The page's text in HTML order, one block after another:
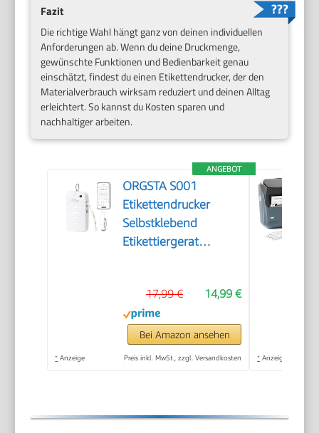
Fazit
Die richtige Wahl hängt ganz von deinen individuellen
Anforderungen ab. Wenn du deine Druckmenge,
gewünschte Funktionen und Bedienbarkeit genau
einschätzt, findest du einen Etikettendrucker, der den
Materialverbrauch wirksam reduziert und deinen Alltag
erleichtert. So kannst du Kosten sparen und
nachhaltiger arbeiten.
ANGEBOT
ORGSTA S001
Etikettendrucker
Selbstklebend
Etikettiergerat
14,99 €
17,99 €
Bei Amazon ansehen
* Anzeige Preis inkl. MwSt., zzgl. Versandkosten * Anzeige